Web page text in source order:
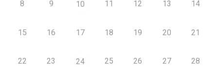
8 9 10 11 12 13 14
15 16 17 18 19 20 21
22 23 24 25 26 27 28